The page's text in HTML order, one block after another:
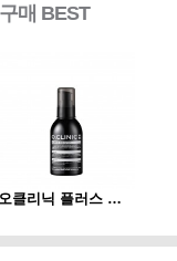
매 BEST
오클리닉 플러스 플렉신 부스터 120ml